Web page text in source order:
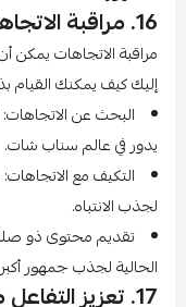
16. مراقبة الاتجاهات الحالية
مراقبة الاتجاهات
إليك كيف يمكنك القيام
البحث عن
يدور في عالم سناب شات.
التكيف مع
لجذب الانتباه.
تقديم محتوى ذو
الحالية لجذب جمهور
17. تعزيز التفاعل من خلال المسابقات